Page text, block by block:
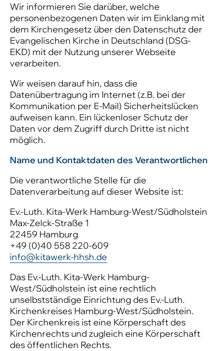
Wir informieren Sie darüber, welche
personenbezogenen Daten wir im Einklang mit
dem Kirchengesetz über den Datenschutz der
Evangelischen Kirche in Deutschland (DSG-
EKD) mit der Nutzung unserer Webseite
verarbeiten.
Wir weisen darauf hin, dass die
Datenübertragung im Internet (z.B. bei der
Kommunikation per E-Mail) Sicherheitslücken
aufweisen kann. Ein lückenloser Schutz der
Daten vor dem Zugriff durch Dritte ist nicht
möglich.
Name und Kontaktdaten des Verantwortlichen
Die verantwortliche Stelle für die
Datenverarbeitung auf dieser Website ist:
Ev.-Luth. Kita-Werk Hamburg-West/Südholstein
Max-Zelck-Straße 1
22459 Hamburg
+49 (0)40 558 220-609
info@kitawerk-hhsh.de
Das Ev.-Luth. Kita-Werk Hamburg-
West/Südholstein ist eine rechtlich
unselbstständige Einrichtung des Ev.-Luth.
Kirchenkreises Hamburg-West/Südholstein.
Der Kirchenkreis ist eine Körperschaft des
Kirchenrechts und zugleich eine Körperschaft
des öffentlichen Rechts.